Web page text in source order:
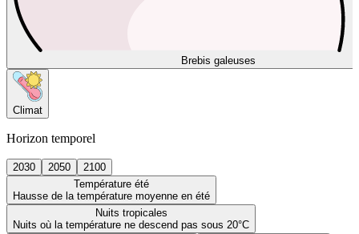
Brebis galeuses
Climat
Horizon temporel
2030 2050
2100
Température été
Hausse de la température moyenne en été
Nuits tropicales
Nuits où la température ne descend pas sous 20°C